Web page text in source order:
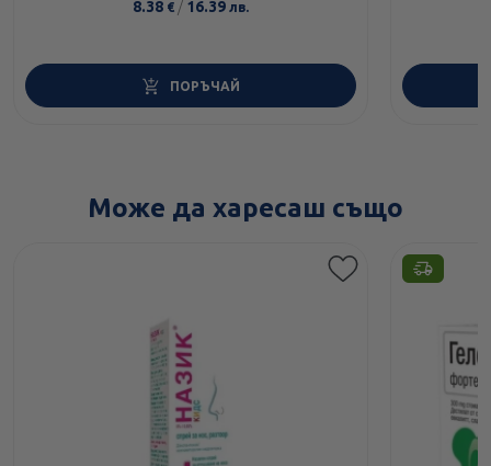
8.38 € / 16.39 лв.
ПОРЪЧАЙ
Може да харесаш също